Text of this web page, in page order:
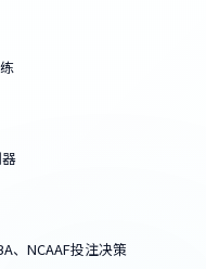
、NCAAF投注决策